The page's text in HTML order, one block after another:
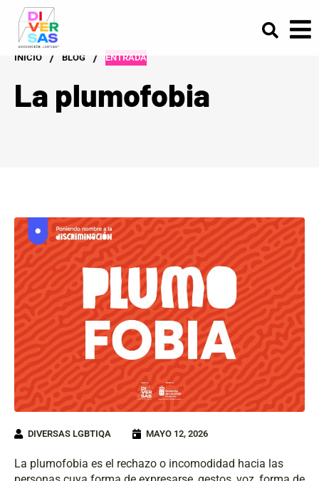
INICIO / BLOG / ENTRADA
La plumofobia
DIVERSAS LGBTIQA MAYO 12, 2026
La plumofobia es el rechazo o incomodidad hacia las